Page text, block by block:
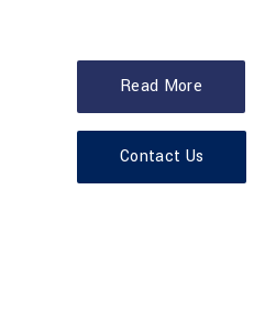
Read More
Contact Us